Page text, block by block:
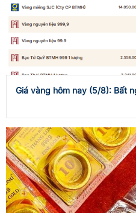
Giá vàng hôm nay (5/8): Bất